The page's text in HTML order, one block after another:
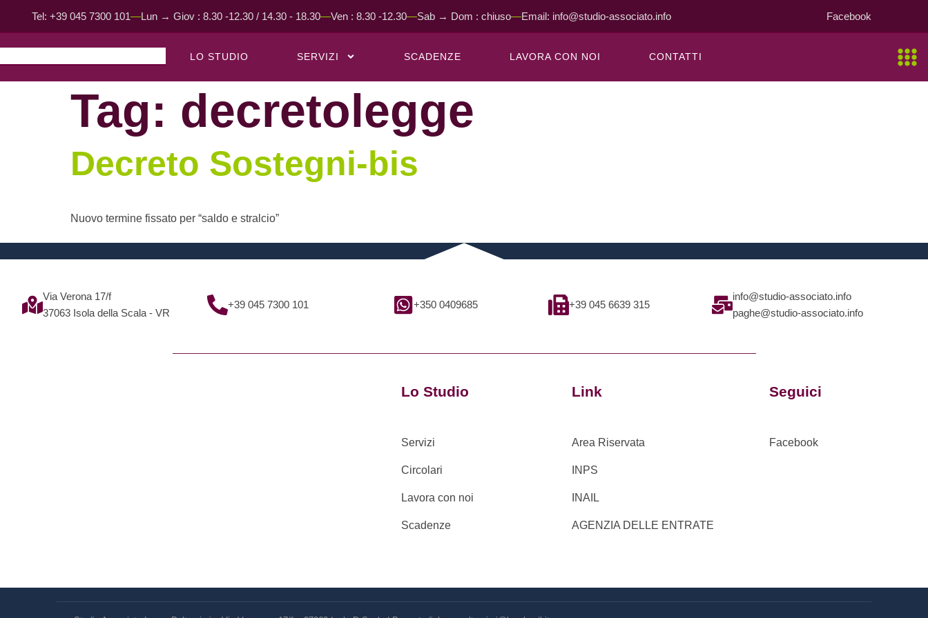
Tel: +39 045 7300 101 Lun → Giov : 8.30 -12.30 / 14.30 - 18.30 Ven : 8.30 -12.30 Sab → Dom : chiuso Email: info@studio-associato.info Facebook
LO STUDIO SERVIZI SCADENZE LAVORA CON NOI CONTATTI
Tag: decretolegge
Decreto Sostegni-bis
Nuovo termine fissato per “saldo e stralcio”
Via Verona 17/f
37063 Isola della Scala - VR
+39 045 7300 101 +350 0409685 +39 045 6639 315
info@studio-associato.info
paghe@studio-associato.info
Lo Studio
Servizi
Circolari
Lavora con noi
Scadenze
Link
Area Riservata
INPS
INAIL
AGENZIA DELLE ENTRATE
Seguici
Facebook